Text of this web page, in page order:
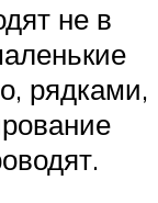
не в
рядками,